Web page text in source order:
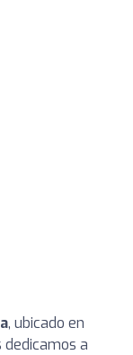
, ubicado en
dedicamos a